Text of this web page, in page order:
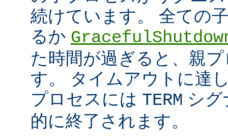
続けています。 全ての
るか
た時間が過ぎると、親
す。 タイムアウトに達
プロセスには TERM シ
的に終了されます。